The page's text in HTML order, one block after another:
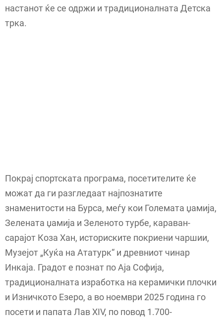
настанот ќе се одржи и традиционалната Детска
трка.
Покрај спортската програма, посетителите ќе
можат да ги разгледаат најпознатите
знаменитости на Бурса, меѓу кои Големата џамија,
Зелената џамија и Зеленото турбе, караван-
сарајот Коза Хан, историските покриени чаршии,
Музејот „Куќа на Ататурк“ и древниот чинар
Инкаја. Градот е познат по Аја Софија,
традиционалната изработка на керамички плочки
и Изничкото Езеро, а во ноември 2025 година го
посети и папата Лав XIV, по повод 1.700-